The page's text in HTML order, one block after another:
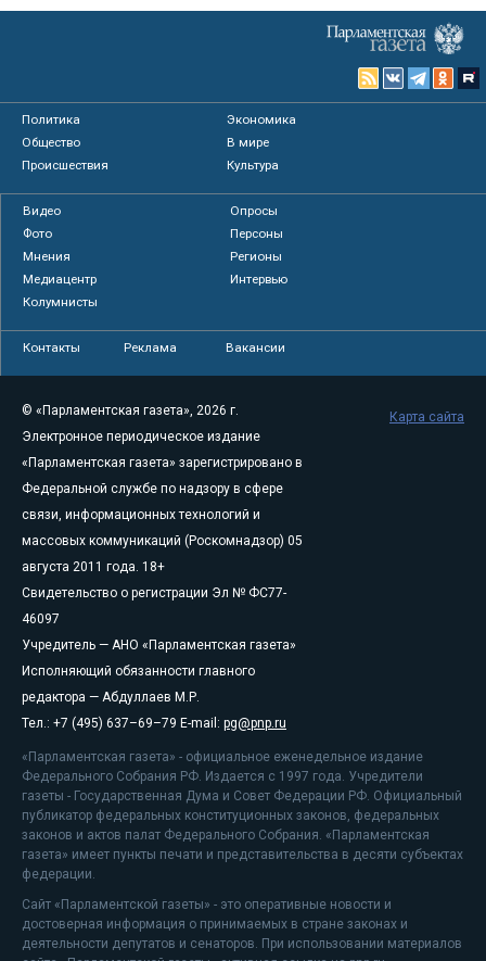
Политика
Экономика
Общество
В мире
Происшествия
Культура
Видео
Опросы
Фото
Персоны
Мнения
Регионы
Медиацентр
Интервью
Колумнисты
Контакты Реклама Вакансии
© «Парламентская газета», 2026 г.
Электронное периодическое издание
«Парламентская газета» зарегистрировано в
Федеральной службе по надзору в сфере
связи, информационных технологий и
массовых коммуникаций (Роскомнадзор) 05
августа 2011 года. 18+
Свидетельство о регистрации Эл № ФС77-
46097
Учредитель — АНО «Парламентская газета»
Исполняющий обязанности главного
редактора — Абдуллаев М.Р.
Тел.: +7 (495) 637–69–79 E-mail: pg@pnp.ru
«Парламентская газета» - официальное еженедельное издание
Федерального Собрания РФ. Издается с 1997 года. Учредители
газеты - Государственная Дума и Совет Федерации РФ. Официальный
публикатор федеральных конституционных законов, федеральных
законов и актов палат Федерального Собрания. «Парламентская
газета» имеет пункты печати и представительства в десяти субъектах
федерации.
Сайт «Парламентской газеты» - это оперативные новости и
достоверная информация о принимаемых в стране законах и
деятельности депутатов и сенаторов. При использовании материалов
Карта сайта